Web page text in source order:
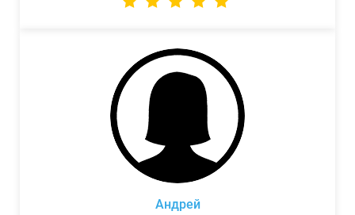
Андрей